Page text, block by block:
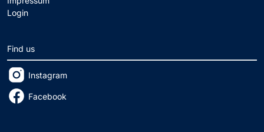
Login
Find us
Instagram
Facebook